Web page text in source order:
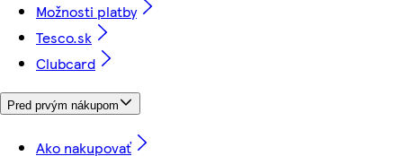
Možnosti platby
Tesco.sk
Clubcard
Pred prvým nákupom
Ako nakupovať